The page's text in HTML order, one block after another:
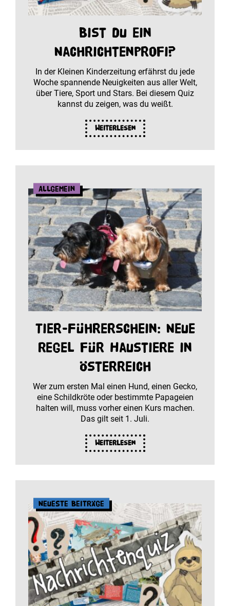
Bist du ein
Nachrichtenprofi?
In der Kleinen Kinderzeitung erfährst du jede
Woche spannende Neuigkeiten aus aller Welt,
über Tiere, Sport und Stars. Bei diesem Quiz
kannst du zeigen, was du weißt.
Weiterlesen
Allgemein
Tier-Führerschein: Neue
Regel für Haustiere in
Österreich
Wer zum ersten Mal einen Hund, einen Gecko,
eine Schildkröte oder bestimmte Papageien
halten will, muss vorher einen Kurs machen.
Das gilt seit 1. Juli.
Weiterlesen
Neueste Beiträge